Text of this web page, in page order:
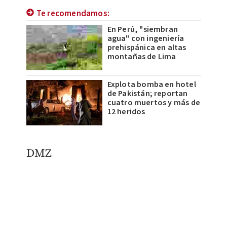
Te recomendamos:
En Perú, "siembran
agua" con ingeniería
prehispánica en altas
montañas de Lima
Explota bomba en hotel
de Pakistán; reportan
cuatro muertos y más de
12 heridos
​DMZ